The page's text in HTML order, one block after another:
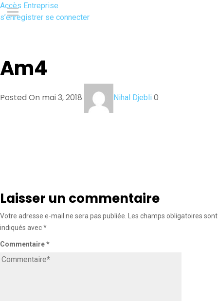
Accès Entreprise
s’enregistrer se connecter
Am4
Posted On mai 3, 2018 Nihal Djebli 0
Laisser un commentaire
Votre adresse e-mail ne sera pas publiée.
Les champs obligatoires sont
indiqués avec*
Commentaire*